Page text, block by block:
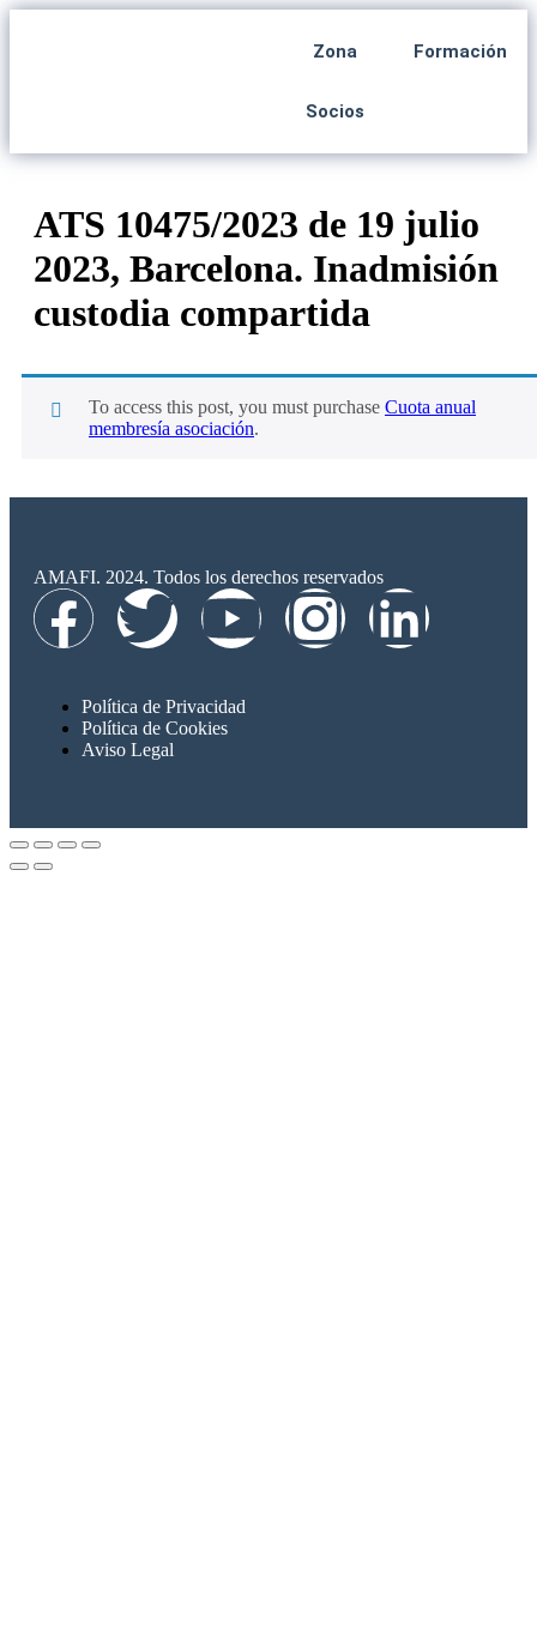
Zona
Socios
Formación
ATS 10475/2023 de 19 julio
2023, Barcelona. Inadmisión
custodia compartida
To access this post, you must purchase Cuota anual
membresía asociación.
AMAFI. 2024. Todos los derechos reservados
Política de Privacidad
Política de Cookies
Aviso Legal